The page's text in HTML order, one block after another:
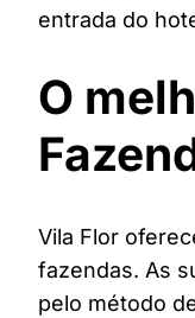
entrada do
O
Vila Flor
fazendas. As
pelo método